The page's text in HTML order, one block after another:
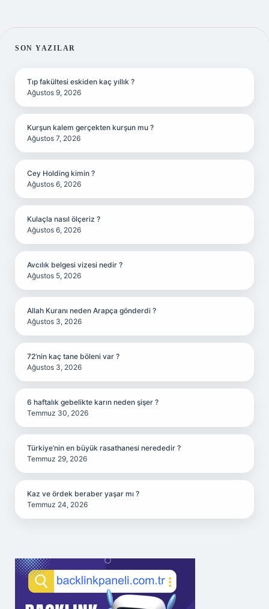
SIDEBAR
SON YAZILAR
Tıp fakültesi eskiden kaç yıllık ?
Ağustos 9, 2026
Kurşun kalem gerçekten kurşun mu ?
Ağustos 7, 2026
Cey Holding kimin ?
Ağustos 6, 2026
Kulaçla nasıl ölçeriz ?
Ağustos 6, 2026
Avcılık belgesi vizesi nedir ?
Ağustos 5, 2026
Allah Kuranı neden Arapça gönderdi ?
Ağustos 3, 2026
72’nin kaç tane böleni var ?
Ağustos 3, 2026
6 haftalık gebelikte karın neden şişer ?
Temmuz 30, 2026
Türkiye’nin en büyük rasathanesi nerededir ?
Temmuz 29, 2026
Kaz ve ördek beraber yaşar mı ?
Temmuz 24, 2026